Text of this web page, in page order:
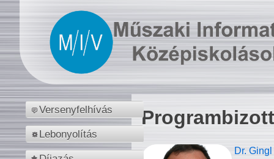
Versenyfelhívás
Lebonyolítás
Dr.